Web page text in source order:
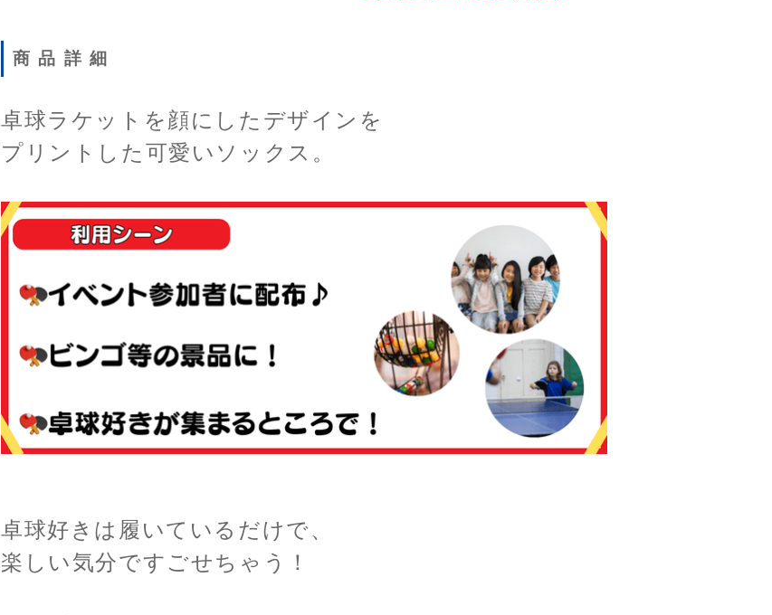
商品詳細
卓球ラケットを顔にしたデザインを
プリントした可愛いソックス。
卓球好きは履いているだけで、
楽しい気分ですごせちゃう！